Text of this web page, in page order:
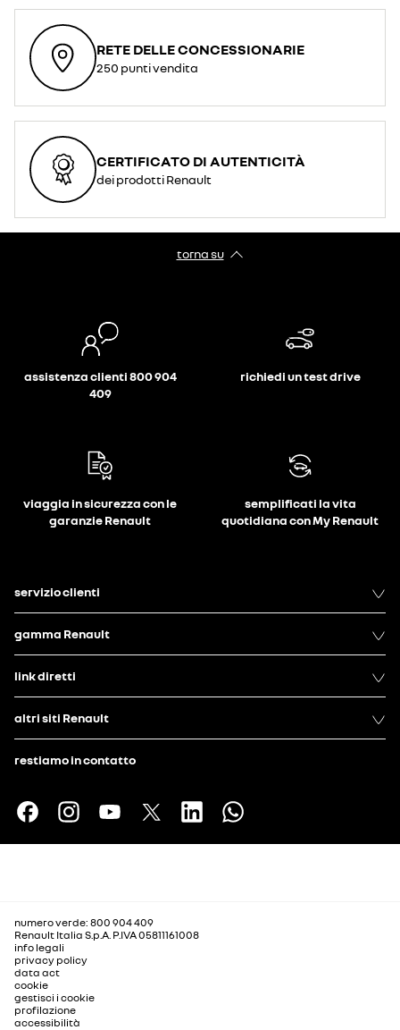
RETE DELLE CONCESSIONARIE
250 punti vendita
CERTIFICATO DI AUTENTICITÀ
dei prodotti Renault
torna su
assistenza clienti 800 904
409
richiedi un test drive
viaggia in sicurezza con le
garanzie Renault
semplificati la vita
quotidiana con My Renault
servizio clienti
gamma Renault
link diretti
altri siti Renault
restiamo in contatto
numero verde: 800 904 409
Renault Italia S.p.A. P.IVA 05811161008
info legali
privacy policy
data act
cookie
gestisci i cookie
profilazione
accessibilità